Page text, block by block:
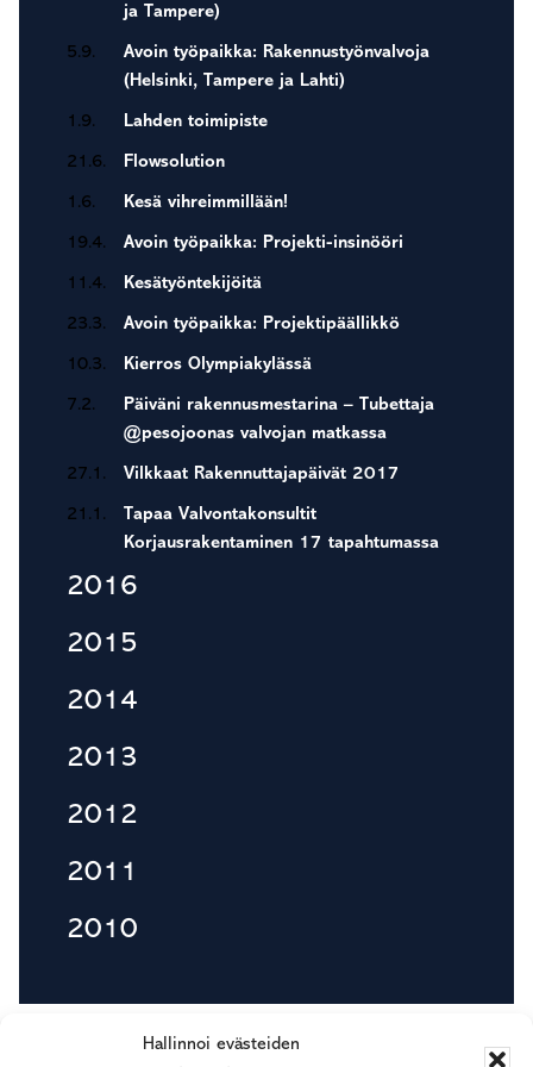
Hallinnoi evästeiden
ja Tampere)
5.9.
Avoin työpaikka: Rakennustyönvalvoja
(Helsinki, Tampere ja Lahti)
1.9. Lahden toimipiste
21.6. Flowsolution
1.6. Kesä vihreimmillään!
19.4. Avoin työpaikka: Projekti-insinööri
11.4. Kesätyöntekijöitä
23.3. Avoin työpaikka: Projektipäällikkö
10.3. Kierros Olympiakylässä
7.2.
Päiväni rakennusmestarina – Tubettaja
@pesojoonas valvojan matkassa
27.1. Vilkkaat Rakennuttajapäivät 2017
21.1.
Tapaa Valvontakonsultit
Korjausrakentaminen 17 tapahtumassa
2016
2015
2014
2013
2012
2011
2010